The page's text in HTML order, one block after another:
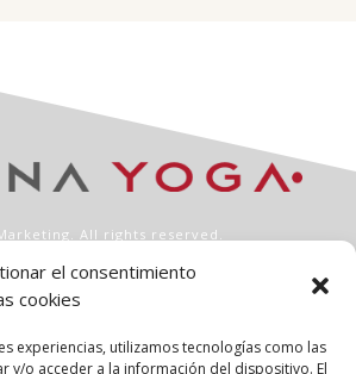
el consentimiento
cookies
experiencias, utilizamos tecnologías como las
y/o acceder a la información del dispositivo. El
. All rights reserved.
INFO
Aviso legal
Política de privacidad